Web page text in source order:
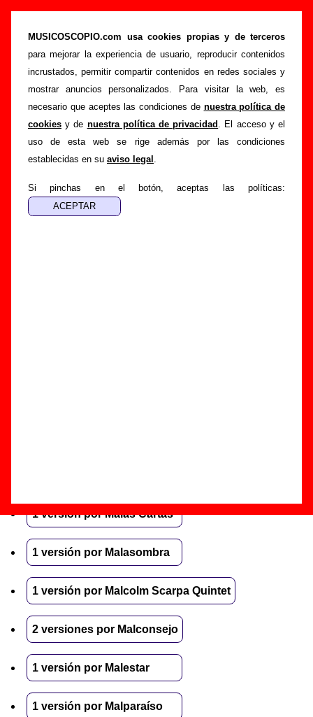
MUSICOSCOPIO.com usa cookies propias y de terceros
para mejorar la experiencia de usuario, reproducir contenidos
incrustados, permitir compartir contenidos en redes sociales y
mostrar anuncios personalizados. Para visitar la web, es
necesario que aceptes las condiciones de nuestra política de
cookies y de nuestra política de privacidad . El acceso y el
uso de esta web se rige además por las condiciones
establecidas en su aviso legal .
Si pinchas en el botón, aceptas las políticas:
Versiones - Grupos que empiezan por M
Portada >Versiones > Letra M
Grupos que han realizado versiones
A continuación, se muestra unalista ordenada
alfabéticamentecon los grupos españoles cuyo nombre
empieza por M sobre los que hay información acerca de
versiones que han grabado de canciones de otros artistas.
1 versión por Malas Cartas
1 versión por Malasombra
1 versión por Malcolm Scarpa Quintet
2 versiones por Malconsejo
1 versión por Malestar
1 versión por Malparaíso